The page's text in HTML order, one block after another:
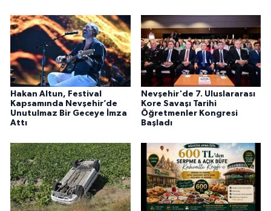
Hakan Altun, Festival
Kapsamında Nevşehir’de
Unutulmaz Bir Geceye İmza
Attı
Nevşehir'de 7. Uluslararası
Kore Savaşı Tarihi
Öğretmenler Kongresi
Başladı